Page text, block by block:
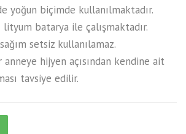
yoğun biçimde kullanılmaktadır.
batarya ile çalışmaktadır.
setsiz kullanılamaz.
hijyen açısından kendine ait
tavsiye edilir.